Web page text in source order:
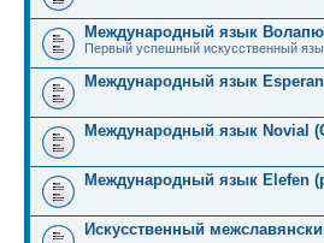
Международный язык
Первый успешный искусственный
Международный язык
Международный язык Novial
Международный язык Elefen
Искусственный